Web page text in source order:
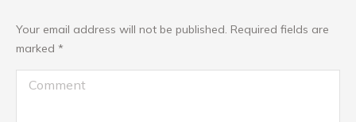
Your email address will not be published. Required fields are
marked *
Comment